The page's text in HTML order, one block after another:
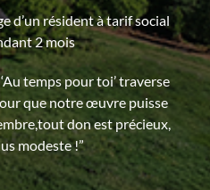
d’un résident à tarif social
2 mois
temps pour toi’ traverse
que notre œuvre puisse
don est précieux,
modeste !”